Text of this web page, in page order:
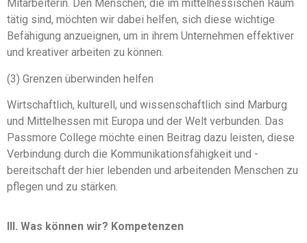
Mitarbeiterin. Den Menschen, die im mittelhessischen Raum
tätig sind, möchten wir dabei helfen, sich diese wichtige
Befähigung anzueignen, um in ihrem Unternehmen effektiver
und kreativer arbeiten zu können.
(3) Grenzen überwinden helfen
Wirtschaftlich, kulturell, und wissenschaftlich sind Marburg
und Mittelhessen mit Europa und der Welt verbunden. Das
Passmore College möchte einen Beitrag dazu leisten, diese
Verbindung durch die Kommunikationsfähigkeit und -
bereitschaft der hier lebenden und arbeitenden Menschen zu
pflegen und zu stärken.
III. Was können wir? Kompetenzen